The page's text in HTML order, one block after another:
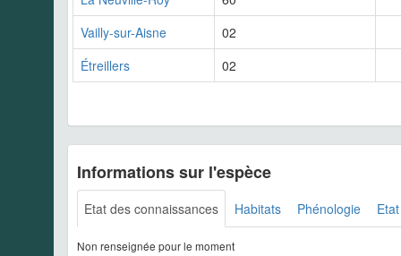
Vailly-sur-Aisne
02
Étreillers
02
Informations sur l'espèce
Etat des connaissances Habitats Phénologie
Non renseignée pour le moment